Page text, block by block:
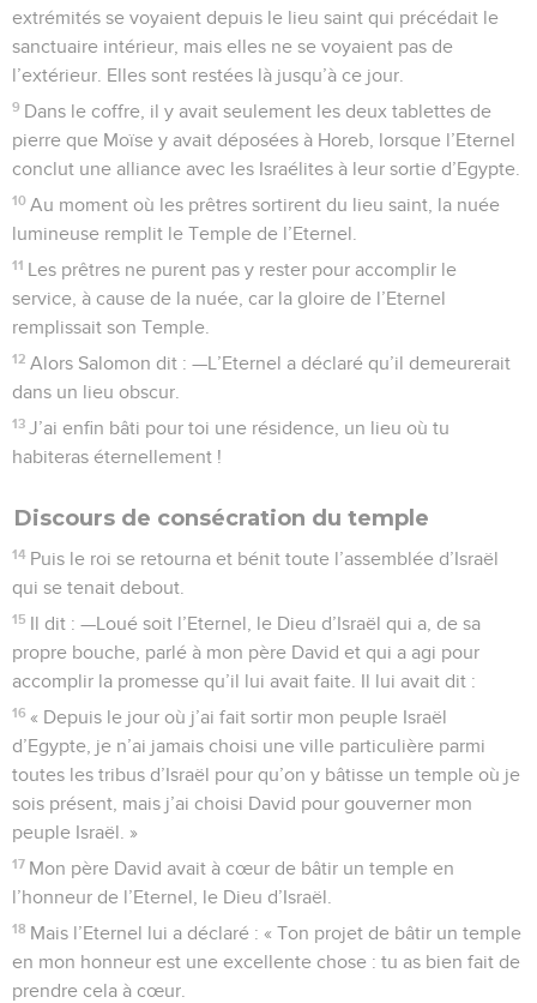
extrémités se voyaient depuis le lieu saint qui précédait le
sanctuaire intérieur, mais elles ne se voyaient pas de
l’extérieur. Elles sont restées là jusqu’à ce jour.
9 Dans le coffre, il y avait seulement les deux tablettes de
pierre que Moïse y avait déposées à Horeb, lorsque l’Eternel
conclut une alliance avec les Israélites à leur sortie d’Egypte.
10 Au moment où les prêtres sortirent du lieu saint, la nuée
lumineuse remplit le Temple de l’Eternel.
11 Les prêtres ne purent pas y rester pour accomplir le
service, à cause de la nuée, car la gloire de l’Eternel
remplissait son Temple.
12 Alors Salomon dit : —L’Eternel a déclaré qu’il demeurerait
dans un lieu obscur.
13 J’ai enfin bâti pour toi une résidence, un lieu où tu
habiteras éternellement !
Discours de consécration du temple
14 Puis le roi se retourna et bénit toute l’assemblée d’Israël
qui se tenait debout.
15 Il dit : —Loué soit l’Eternel, le Dieu d’Israël qui a, de sa
propre bouche, parlé à mon père David et qui a agi pour
accomplir la promesse qu’il lui avait faite. Il lui avait dit :
16 « Depuis le jour où j’ai fait sortir mon peuple Israël
d’Egypte, je n’ai jamais choisi une ville particulière parmi
toutes les tribus d’Israël pour qu’on y bâtisse un temple où je
sois présent, mais j’ai choisi David pour gouverner mon
peuple Israël. »
17 Mon père David avait à cœur de bâtir un temple en
l’honneur de l’Eternel, le Dieu d’Israël.
18 Mais l’Eternel lui a déclaré : « Ton projet de bâtir un temple
en mon honneur est une excellente chose : tu as bien fait de
prendre cela à cœur.